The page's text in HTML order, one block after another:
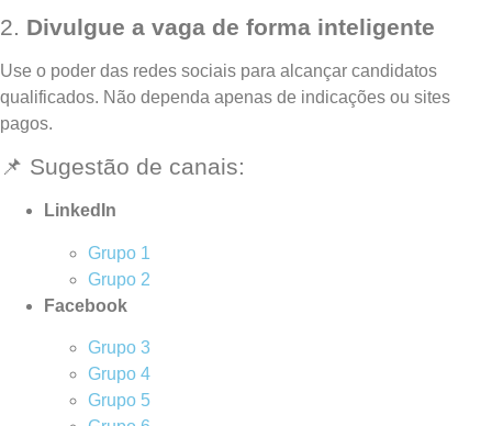
2. Divulgue a vaga de forma inteligente
Use o poder das redes sociais para alcançar candidatos
qualificados. Não dependa apenas de indicações ou sites
pagos.
📌 Sugestão de canais:
LinkedIn
Grupo 1
Grupo 2
Facebook
Grupo 3
Grupo 4
Grupo 5